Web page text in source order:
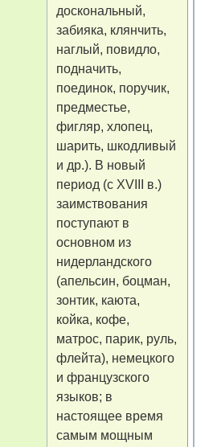
доскональный,
забияка, клянчить,
наглый, повидло,
подначить,
поединок, поручик,
предместье,
фигляр, хлопец,
шарить, шкодливый
и др.). В новый
период (с XVIII в.)
заимствования
поступают в
основном из
нидерландского
(апельсин, боцман,
зонтик, каюта,
койка, кофе,
матрос, парик, руль,
флейта), немецкого
и французского
языков; в
настоящее время
самым мощным